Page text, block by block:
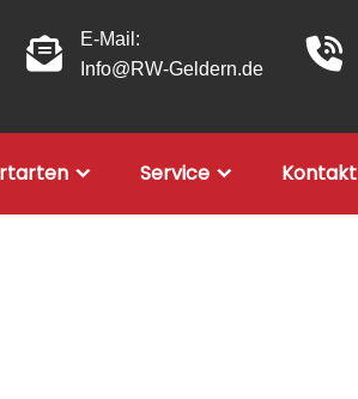
E-Mail:
Info@RW-Geldern.de
Service Kontakt